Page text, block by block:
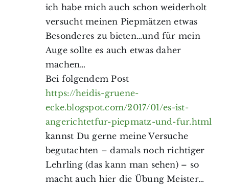
ich habe mich auch schon weiderholt
versucht meinen Piepmätzen etwas
Besonderes zu bieten…und für mein
Auge sollte es auch etwas daher
machen…
Bei folgendem Post
https://heidis-gruene-
ecke.blogspot.com/2017/01/es-ist-
angerichtetfur-piepmatz-und-fur.html
kannst Du gerne meine Versuche
begutachten – damals noch richtiger
Lehrling (das kann man sehen) – so
macht auch hier die Übung Meister…